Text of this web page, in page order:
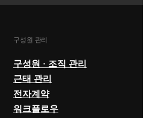
구성원 관리
구성원 · 조직 관리
근태 관리
전자계약
워크플로우